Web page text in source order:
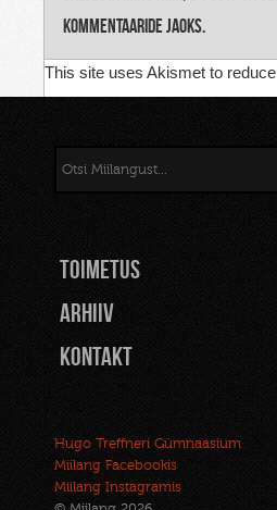
kommentaaride jaoks.
This site uses Akismet to
TOIMETUS
Arhiiv
Kontakt
Hugo Treffneri Gümnaasium
Miilang Facebookis
Miilang Instagramis